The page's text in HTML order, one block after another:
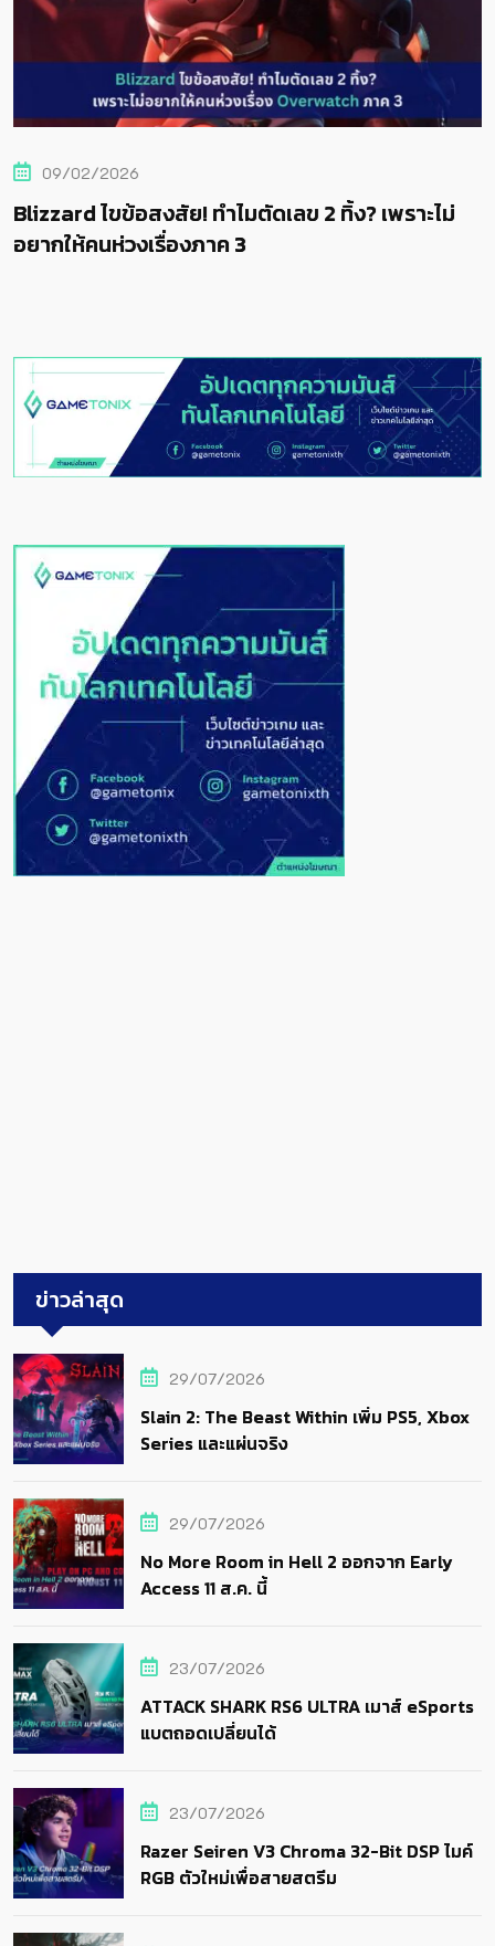
09/02/2026
Blizzard ไขข้อสงสัย! ทำไมตัดเลข 2 ทิ้ง? เพราะไม่
อยากให้คนห่วงเรื่องภาค 3
ข่าวล่าสุด
29/07/2026
Slain 2: The Beast Within เพิ่ม PS5, Xbox
Series และแผ่นจริง
29/07/2026
No More Room in Hell 2 ออกจาก Early
Access 11 ส.ค. นี้
23/07/2026
ATTACK SHARK RS6 ULTRA เมาส์ eSports
แบตถอดเปลี่ยนได้
23/07/2026
Razer Seiren V3 Chroma 32-Bit DSP ไมค์
RGB ตัวใหม่เพื่อสายสตรีม